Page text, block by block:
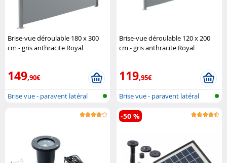
Brise-vue déroulable 180 x 300
cm - gris anthracite Royal
149,90€
Brise vue - paravent latéral
Brise-vue déroulable 120 x 200
cm - gris anthracite Royal
119,95€
Brise vue - paravent latéral
-50 %